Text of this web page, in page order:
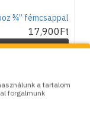
¾” fémcsappal
17,900Ft
a tartalom
forgalmunk